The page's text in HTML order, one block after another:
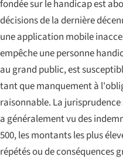
fondée sur le handicap est
décisions de la dernière
une application mobile
empêche une personne
au grand public, est
tant que manquement à
raisonnable. La jurisprudence
a généralement vu des
500, les montants les plus
répétés ou de conséquences